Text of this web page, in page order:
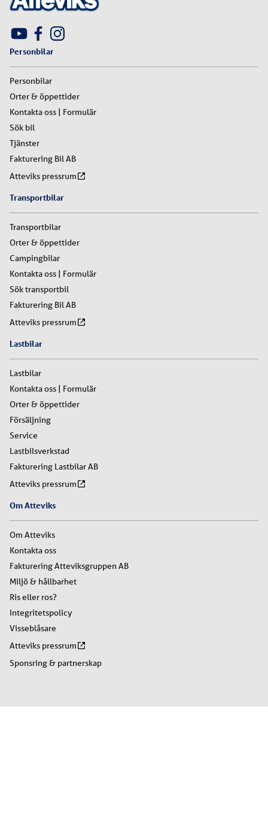
Personbilar
Personbilar
Orter & öppettider
Kontakta oss | Formulär
Sök bil
Tjänster
Fakturering Bil AB
Atteviks pressrum
Transportbilar
Transportbilar
Orter & öppettider
Campingbilar
Kontakta oss | Formulär
Sök transportbil
Fakturering Bil AB
Atteviks pressrum
Lastbilar
Lastbilar
Kontakta oss | Formulär
Orter & öppettider
Försäljning
Service
Lastbilsverkstad
Fakturering Lastbilar AB
Atteviks pressrum
Om Atteviks
Om Atteviks
Kontakta oss
Fakturering Atteviksgruppen AB
Miljö & hållbarhet
Ris eller ros?
Integritetspolicy
Visseblåsare
Atteviks pressrum
Sponsring & partnerskap